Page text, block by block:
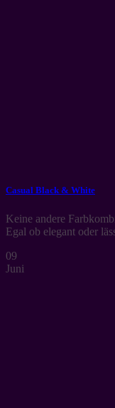
Casual Black & White
Keine andere
Egal ob elegant oder
09
Juni